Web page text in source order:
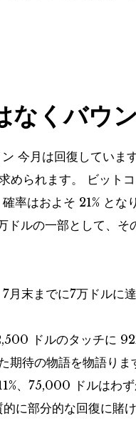
なくバウ
今月は回復していま
められます。
ビット
率はおよそ 21% と
ドルの一部として、
末までに7万ドルに達
ドルのタッチに
期待の物語を物語り
、75,000 ドルはわず
に部分的な回復に賭